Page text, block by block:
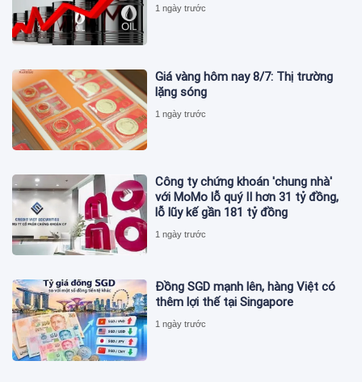
1 ngày trước
Giá vàng hôm nay 8/7: Thị trường
lặng sóng
1 ngày trước
Công ty chứng khoán 'chung nhà'
với MoMo lỗ quý II hơn 31 tỷ đồng,
lỗ lũy kế gần 181 tỷ đồng
1 ngày trước
Đồng SGD mạnh lên, hàng Việt có
thêm lợi thế tại Singapore
1 ngày trước